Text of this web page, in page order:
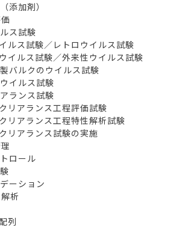
加剤）
ス試験
ス試験／レトロウイルス試験
ルス試験／外来性ウイルス試験
ルクのウイルス試験
イルス試験
ランス試験
アランス工程評価試験
アランス工程特性解析試験
アランス試験の実施
ロール
ーション
析
列